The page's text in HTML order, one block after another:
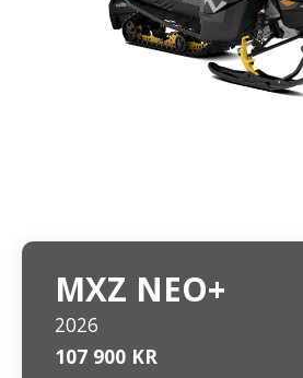
MXZ NEO+
2026
107 900 KR